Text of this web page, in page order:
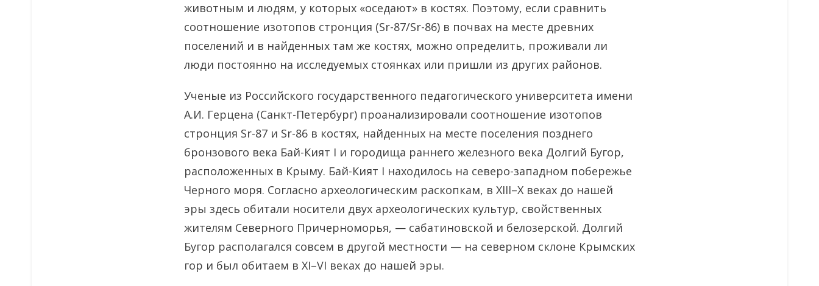
животным и людям, у которых «оседают» в костях. Поэтому, если сравнить
соотношение изотопов стронция (Sr-87/Sr-86) в почвах на месте древних
поселений и в найденных там же костях, можно определить, проживали ли
люди постоянно на исследуемых стоянках или пришли из других районов.
Ученые из Российского государственного педагогического университета имени
А.И. Герцена (Санкт-Петербург) проанализировали соотношение изотопов
стронция Sr-87 и Sr-86 в костях, найденных на месте поселения позднего
бронзового века Бай-Кият I и городища раннего железного века Долгий Бугор,
расположенных в Крыму. Бай-Кият I находилось на северо-западном побережье
Черного моря. Согласно археологическим раскопкам, в XIII–X веках до нашей
эры здесь обитали носители двух археологических культур, свойственных
жителям Северного Причерноморья, — сабатиновской и белозерской. Долгий
Бугор располагался совсем в другой местности — на северном склоне Крымских
гор и был обитаем в XI–VI веках до нашей эры.